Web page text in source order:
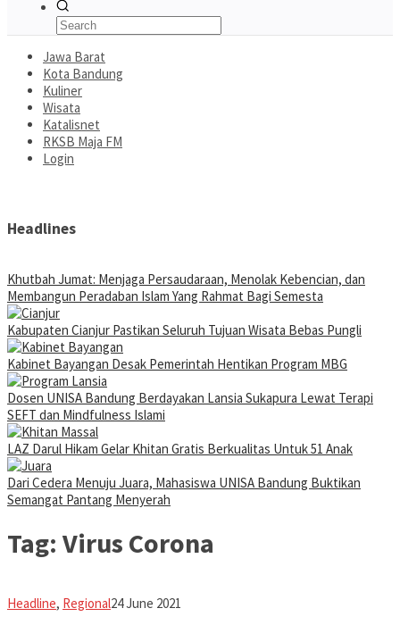
Jawa Barat
Kota Bandung
Kuliner
Wisata
Katalisnet
RKSB Maja FM
Login
Headlines
Khutbah Jumat: Menjaga Persaudaraan, Menolak Kebencian, dan
Membangun Peradaban Islam Yang Rahmat Bagi Semesta
Kabupaten Cianjur Pastikan Seluruh Tujuan Wisata Bebas Pungli
Kabinet Bayangan Desak Pemerintah Hentikan Program MBG
Dosen UNISA Bandung Berdayakan Lansia Sukapura Lewat Terapi
SEFT dan Mindfulness Islami
LAZ Darul Hikam Gelar Khitan Gratis Berkualitas Untuk 51 Anak
Dari Cedera Menuju Juara, Mahasiswa UNISA Bandung Buktikan
Semangat Pantang Menyerah
Tag: Virus Corona
Headline, RegionalAvila
24 June 2021